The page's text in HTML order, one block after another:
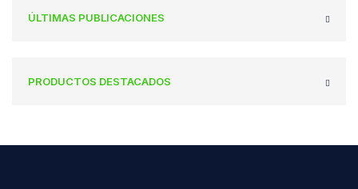
ÚLTIMAS PUBLICACIONES
PRODUCTOS DESTACADOS